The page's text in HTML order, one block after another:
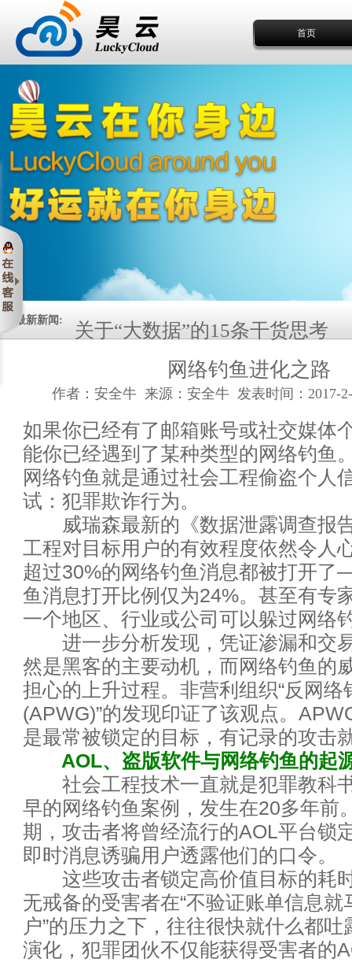
首页
最新新闻:
关于“大数据”的15条干货思考
如何设计成功而有价值的数据
论数据中心运维工作的提升技巧
数据中心网络布线工程必备七
网络钓鱼进化之路
为什么我们不能再过度依赖网
对象存储九大关键特征
人工智能会统治世界吗？马克
企业如何实现互联网+业务与IT
PaaS是位好同志，但SaaS公司
如何构建一个私有存储云
这是网络安全的基石：密码学
为何企业无法从数据科学中真
云灾难恢复服务：客户想要“DR
展望2017年：这些技术将冲击
2017年云计算和数据中心五大
年关将至，历数今年悲催的宕
网络钓鱼进化之路
作者：安全牛 来源：安全牛 发表时间：2017-
如果你已经有了邮箱账号或社交媒体
能你已经遇到了某种类型的网络钓鱼
网络钓鱼就是通过社会工程偷盗个人
试：犯罪欺诈行为。
威瑞森最新的《数据泄露调查报
工程对目标用户的有效程度依然令人
超过30%的网络钓鱼消息都被打开
鱼消息打开比例仅为24%。甚至有专
一个地区、行业或公司可以躲过网络
进一步分析发现，凭证渗漏和交
然是黑客的主要动机，而网络钓鱼的
担心的上升过程。非营利组织“反网络
(APWG)”的发现印证了该观点。
是最常被锁定的目标，有记录的攻击
AOL、盗版软件与网络钓鱼的起
社会工程技术一直就是犯罪教科
早的网络钓鱼案例，发生在20多年前
期，攻击者将曾经流行的AOL平台锁
即时消息诱骗用户透露他们的口令。
这些攻击者锁定高价值目标的耗
无戒备的受害者在“不验证账单信息就
户”的压力之下，往往很快就什么都吐
演化，犯罪团伙不仅能获得受害者的